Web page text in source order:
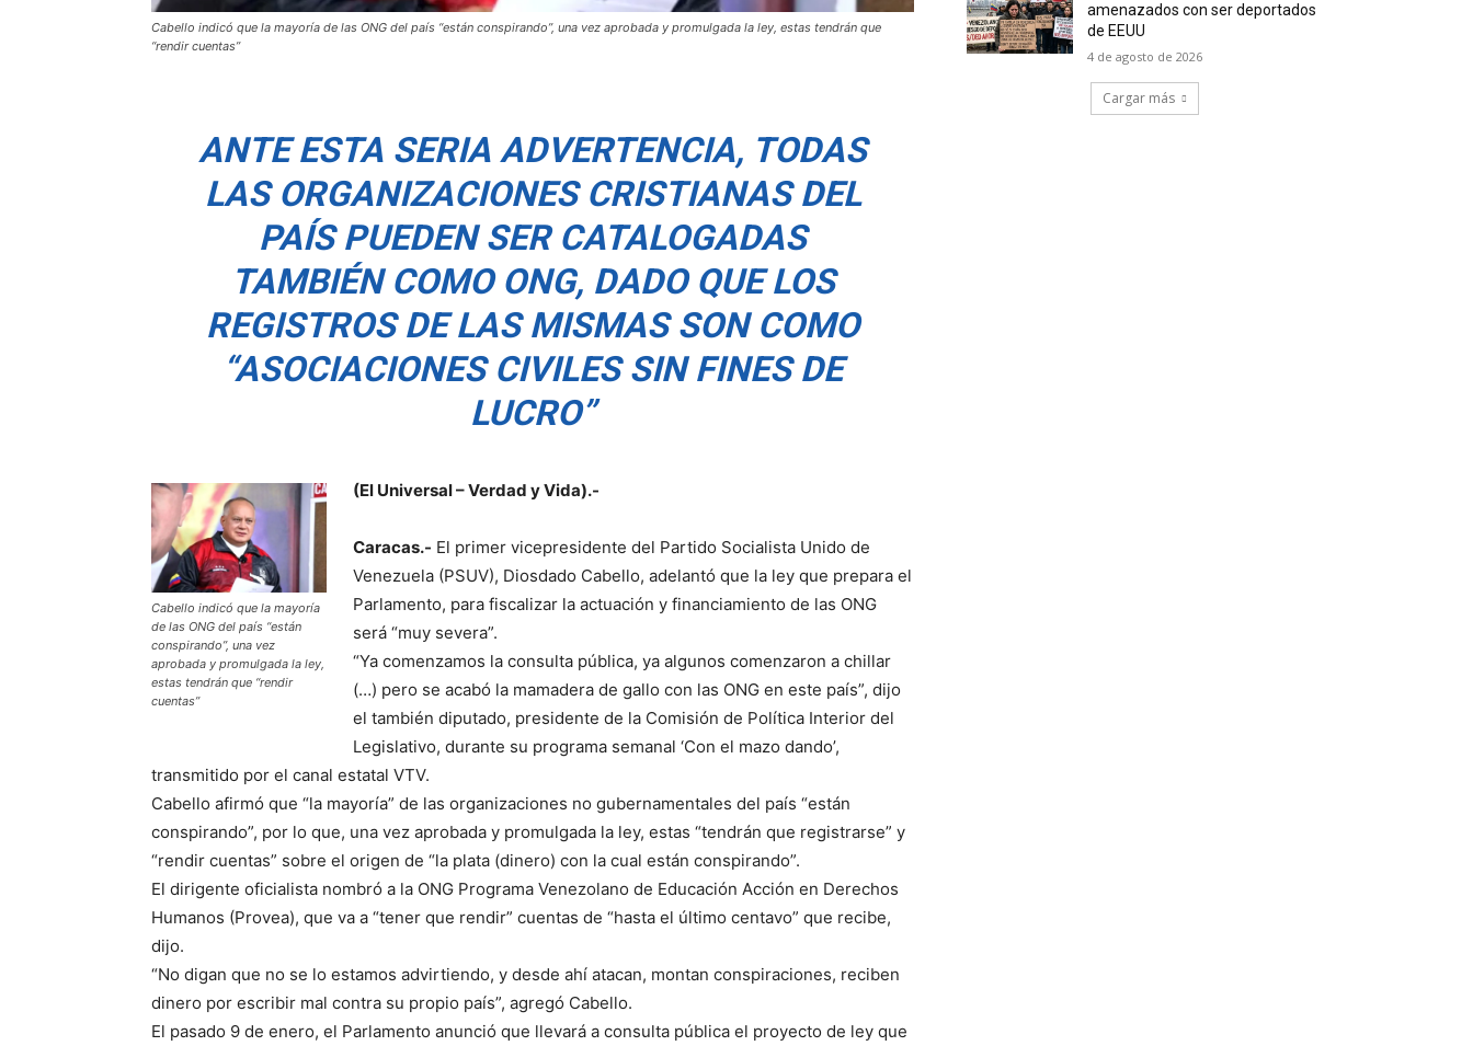
Cabello indicó que la mayoría de las ONG del país “están conspirando”, una vez aprobada y promulgada la ley, estas tendrán que
“rendir cuentas”
ANTE ESTA SERIA ADVERTENCIA, TODAS
LAS ORGANIZACIONES CRISTIANAS DEL
PAÍS PUEDEN SER CATALOGADAS
TAMBIÉN COMO ONG, DADO QUE LOS
REGISTROS DE LAS MISMAS SON COMO
“ASOCIACIONES CIVILES SIN FINES DE
LUCRO”
Cabello indicó que la mayoría
de las ONG del país “están
conspirando”, una vez
aprobada y promulgada la ley,
estas tendrán que “rendir
cuentas”
(El Universal – Verdad y Vida).-
Caracas.- El primer vicepresidente del Partido Socialista Unido de
Venezuela (PSUV), Diosdado Cabello, adelantó que la ley que prepara el
Parlamento, para fiscalizar la actuación y financiamiento de las ONG
será “muy severa”.
“Ya comenzamos la consulta pública, ya algunos comenzaron a chillar
(…) pero se acabó la mamadera de gallo con las ONG en este país”, dijo
el también diputado, presidente de la Comisión de Política Interior del
Legislativo, durante su programa semanal ‘Con el mazo dando’,
transmitido por el canal estatal VTV.
Cabello afirmó que “la mayoría” de las organizaciones no gubernamentales del país “están
conspirando”, por lo que, una vez aprobada y promulgada la ley, estas “tendrán que registrarse” y
“rendir cuentas” sobre el origen de “la plata (dinero) con la cual están conspirando”.
El dirigente oficialista nombró a la ONG Programa Venezolano de Educación Acción en Derechos
Humanos (Provea), que va a “tener que rendir” cuentas de “hasta el último centavo” que recibe,
dijo.
“No digan que no se lo estamos advirtiendo, y desde ahí atacan, montan conspiraciones, reciben
dinero por escribir mal contra su propio país”, agregó Cabello.
El pasado 9 de enero, el Parlamento anunció que llevará a consulta pública el proyecto de ley que
amenazados con ser deportados
de EEUU
4 de agosto de 2026
Cargar más